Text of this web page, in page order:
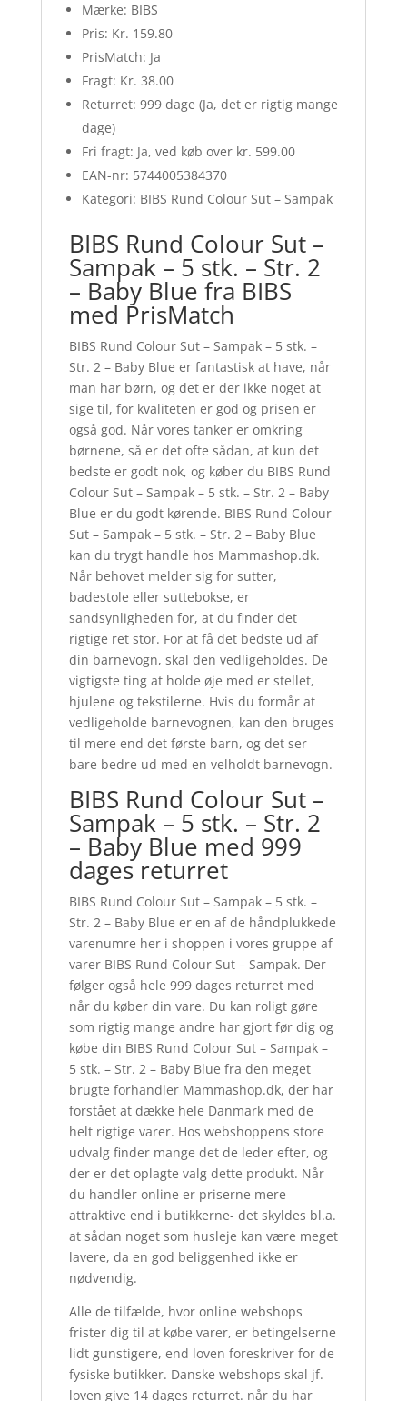
Mærke: BIBS
Pris: Kr. 159.80
PrisMatch: Ja
Fragt: Kr. 38.00
Returret: 999 dage (Ja, det er rigtig mange
dage)
Fri fragt: Ja, ved køb over kr. 599.00
EAN-nr: 5744005384370
Kategori: BIBS Rund Colour Sut – Sampak
BIBS Rund Colour Sut –
Sampak – 5 stk. – Str. 2
– Baby Blue fra BIBS
med PrisMatch
BIBS Rund Colour Sut – Sampak – 5 stk. –
Str. 2 – Baby Blue er fantastisk at have, når
man har børn, og det er der ikke noget at
sige til, for kvaliteten er god og prisen er
også god. Når vores tanker er omkring
børnene, så er det ofte sådan, at kun det
bedste er godt nok, og køber du BIBS Rund
Colour Sut – Sampak – 5 stk. – Str. 2 – Baby
Blue er du godt kørende. BIBS Rund Colour
Sut – Sampak – 5 stk. – Str. 2 – Baby Blue
kan du trygt handle hos Mammashop.dk.
Når behovet melder sig for sutter,
badestole eller suttebokse, er
sandsynligheden for, at du finder det
rigtige ret stor. For at få det bedste ud af
din barnevogn, skal den vedligeholdes. De
vigtigste ting at holde øje med er stellet,
hjulene og tekstilerne. Hvis du formår at
vedligeholde barnevognen, kan den bruges
til mere end det første barn, og det ser
bare bedre ud med en velholdt barnevogn.
BIBS Rund Colour Sut –
Sampak – 5 stk. – Str. 2
– Baby Blue med 999
dages returret
BIBS Rund Colour Sut – Sampak – 5 stk. –
Str. 2 – Baby Blue er en af de håndplukkede
varenumre her i shoppen i vores gruppe af
varer BIBS Rund Colour Sut – Sampak. Der
følger også hele 999 dages returret med
når du køber din vare. Du kan roligt gøre
som rigtig mange andre har gjort før dig og
købe din BIBS Rund Colour Sut – Sampak –
5 stk. – Str. 2 – Baby Blue fra den meget
brugte forhandler Mammashop.dk, der har
forstået at dække hele Danmark med de
helt rigtige varer. Hos webshoppens store
udvalg finder mange det de leder efter, og
der er det oplagte valg dette produkt. Når
du handler online er priserne mere
attraktive end i butikkerne- det skyldes bl.a.
at sådan noget som husleje kan være meget
lavere, da en god beliggenhed ikke er
nødvendig.
Alle de tilfælde, hvor online webshops
frister dig til at købe varer, er betingelserne
lidt gunstigere, end loven foreskriver for de
fysiske butikker. Danske webshops skal jf.
loven give 14 dages returret. når du har